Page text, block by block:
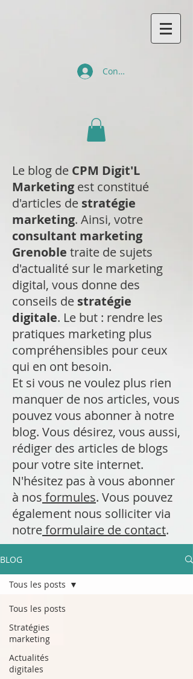
Connexion
Le blog de CPM Digit'L
Marketing est constitué
d'articles de stratégie
marketing. Ainsi, votre
consultant marketing
Grenoble traite de sujets
d'actualité sur le marketing
digital, vous donne des
conseils de stratégie
digitale. Le but : rendre les
pratiques marketing plus
compréhensibles pour ceux
qui en ont besoin.
Et si vous ne voulez plus rien
manquer de nos articles, vous
pouvez vous abonner à notre
blog. Vous désirez, vous aussi,
rédiger des articles de blogs
pour votre site internet.
N'hésitez pas à vous abonner
à nos formules. Vous pouvez
également nous solliciter via
notreformulaire de contact.
BLOG
Tous les posts
Stratégies
marketing
Actualités
digitales
Tous les posts